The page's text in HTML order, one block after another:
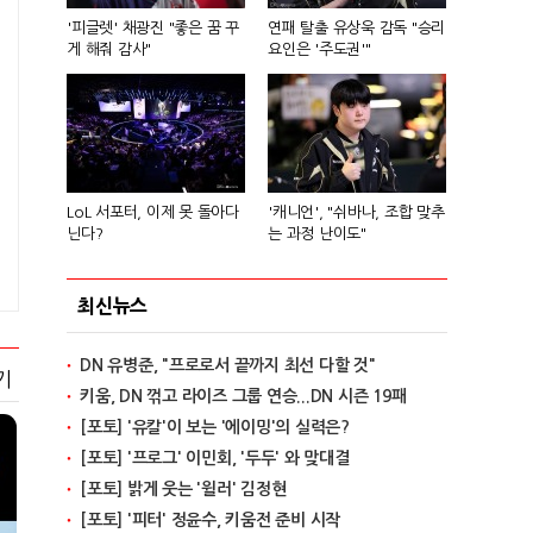
'피글렛' 채광진 "좋은 꿈 꾸
게 해줘 감사"
연패 탈출 유상욱 감독 "승리
요인은 '주도권'"
LoL 서포터, 이제 못 돌아다
닌다?
'캐니언', "쉬바나, 조합 맞추
는 과정 난이도"
최신뉴스
DN 유병준, "프로로서 끝까지 최선 다할 것"
키움, DN 꺾고 라이즈 그룹 연승...DN 시즌 19패
[포토] '유칼'이 보는 '에이밍'의 실력은?
[포토] '프로그' 이민회, '두두' 와 맞대결
[포토] 밝게 웃는 '윌러' 김정현
[포토] '피터' 정윤수, 키움전 준비 시작